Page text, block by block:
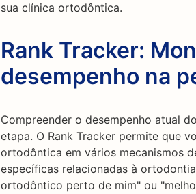
sua clínica ortodôntica.
Rank Tracker:
desempenho na
Compreender o desempenho atual
etapa. O Rank Tracker permite que
ortodôntica em vários mecanismos
específicas relacionadas à
ortodôntico perto de mim" ou